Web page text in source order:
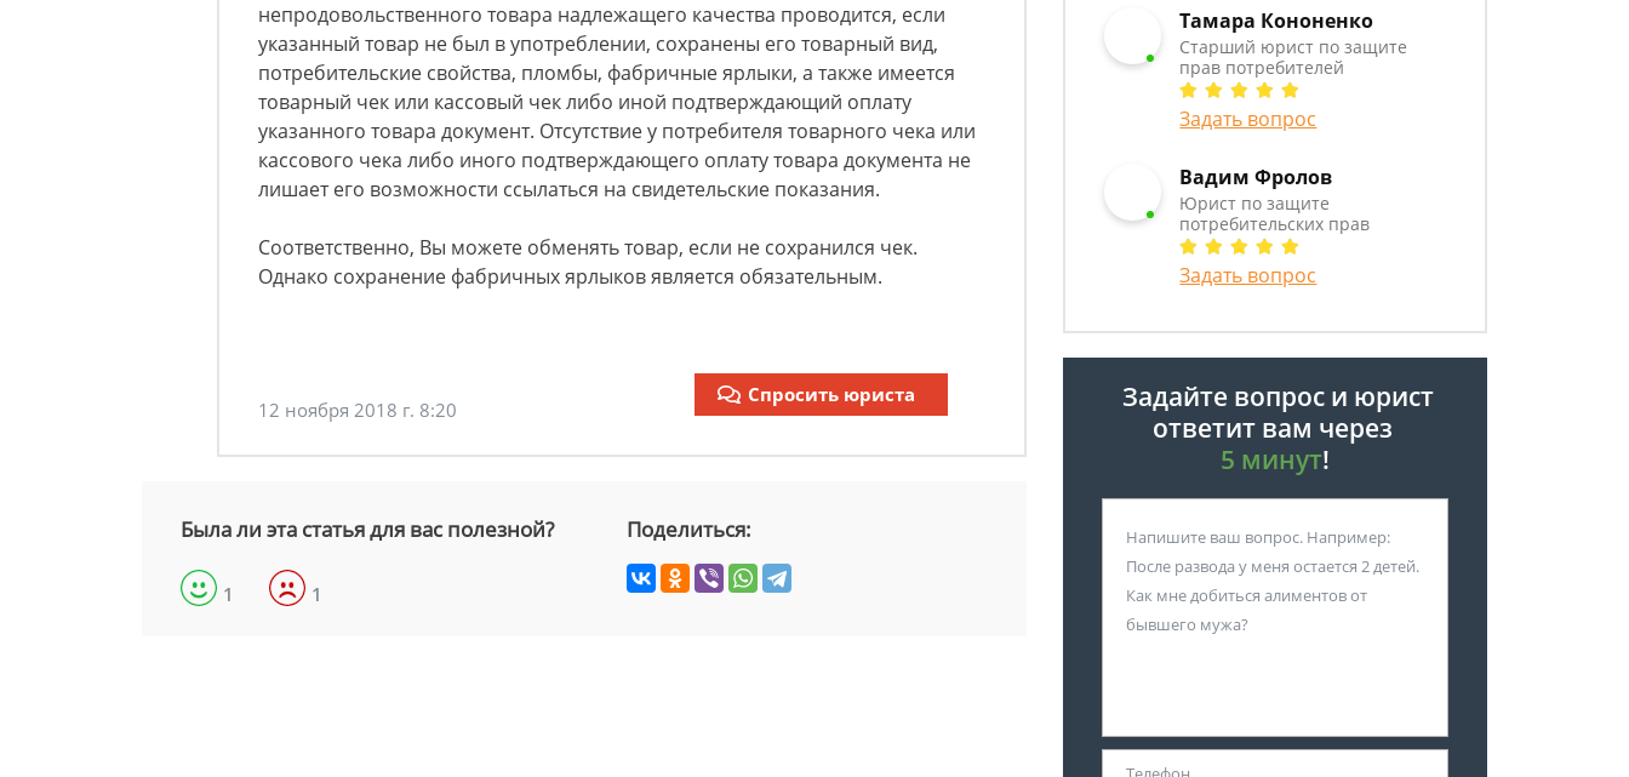
непродовольственного товара надлежащего качества проводится, если
указанный товар не был в употреблении, сохранены его товарный вид,
потребительские свойства, пломбы, фабричные ярлыки, а также имеется
товарный чек или кассовый чек либо иной подтверждающий оплату
указанного товара документ. Отсутствие у потребителя товарного чека или
кассового чека либо иного подтверждающего оплату товара документа не
лишает его возможности ссылаться на свидетельские показания.
Соответственно, Вы можете обменять товар, если не сохранился чек.
Однако сохранение фабричных ярлыков является обязательным.
12 ноября 2018 г. 8:20
Спросить юриста
Была ли эта статья для вас полезной?
1 1
Поделиться:
Тамара Кононенко
Старший юрист по защите
прав потребителей
Задать вопрос
Вадим Фролов
Юрист по защите
потребительских прав
Задать вопрос
Задайте вопрос и юрист
ответит вам через
5 минут!